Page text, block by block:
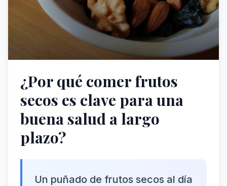
¿Por qué comer frutos
secos es clave para una
buena salud a largo
plazo?
Un puñado de frutos secos al día